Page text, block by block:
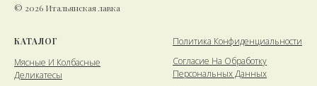
© 2026 Итальянская лавка
КАТАЛОГ
Мясные И Колбасные
Деликатесы
Политика Конфиденциальности
Cогласие На Обработку
Персональных Данных